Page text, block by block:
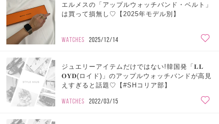
エルメスの「アップルウォッチバンド・ベルト」
は買って損無し♡【2025年モデル別】
WATCHES 2025/12/14
ジュエリーアイテムだけではない!韓国発「𝐋𝐋
𝐎𝐘𝐃(ロイド)」のアップルウォッチバンドが高見
えすぎると話題♡【#SHコリア部】
WATCHES 2022/03/15